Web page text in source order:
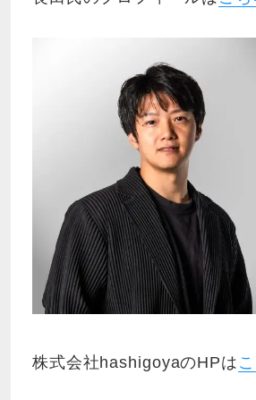
株式会社hashigoyaのHPは
会社概要
資料請求